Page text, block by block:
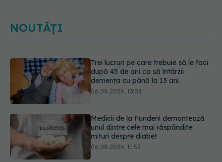
NOUTĂȚI
Medicii de la Fundeni demontează
unul dintre cele mai răspândite
mituri despre diabet
06.08.2026, 11:52
EXCLUSIV Tratamentul modern al
cancerelor ginecologice. Dr. Sorin
Bogdan (SANADOR), la DC Medical
și DC News